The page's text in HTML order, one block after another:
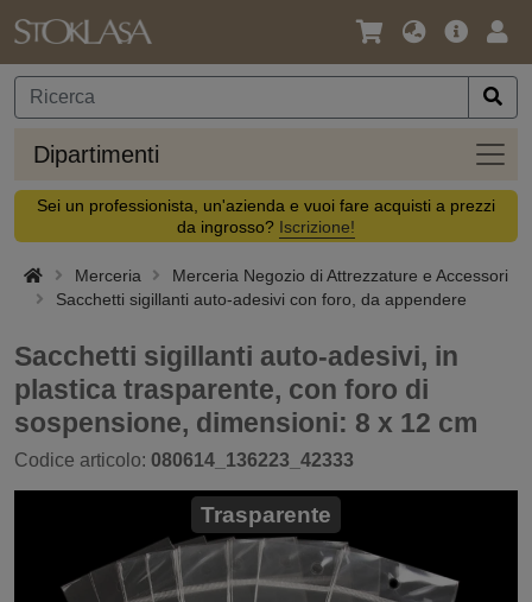
Lingua
Valuta
Offerta
Dipartimenti
Sei un professionista, un'azienda e vuoi fare acquisti a prezzi
da ingrosso? Iscrizione!
Merceria
Merceria Negozio di Attrezzature e Accessori
Sacchetti sigillanti auto-adesivi con foro, da appendere
Sacchetti sigillanti auto-adesivi, in
plastica trasparente, con foro di
sospensione, dimensioni: 8 x 12 cm
Codice articolo: 080614_136223_42333
Trasparente